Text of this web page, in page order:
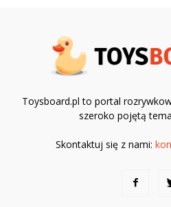
Toysboard.pl to portal
szeroko pojętą
Skontaktuj się z nami: